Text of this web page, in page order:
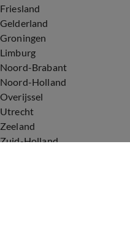
Friesland
Gelderland
Groningen
Limburg
Noord-Brabant
Noord-Holland
Overijssel
Utrecht
Zeeland
Zuid-Holland